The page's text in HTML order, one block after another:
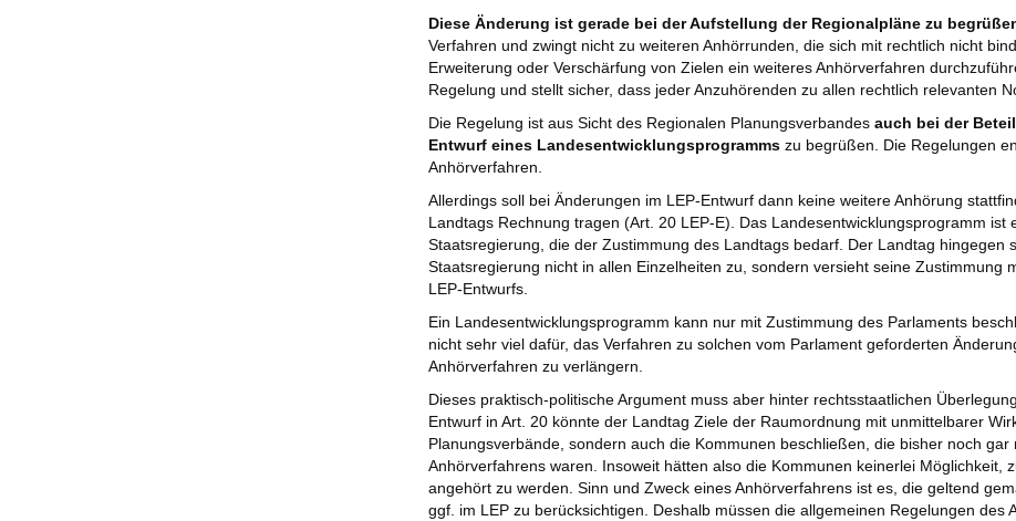
Diese Änderung ist gerade bei der Aufstellung der Regionalpläne zu
Verfahren und zwingt nicht zu weiteren Anhörrunden, die sich mit rechtlich nicht
Erweiterung oder Verschärfung von Zielen ein weiteres Anhörverfahren
Regelung und stellt sicher, dass jeder Anzuhörenden zu allen rechtlich relevanten
Die Regelung ist aus Sicht des Regionalen Planungsverbandes auch bei der
Entwurf eines Landesentwicklungsprogrammszu begrüßen. Die Regelungen
Anhörverfahren.
Allerdings soll bei Änderungen im LEP-Entwurf dann keine weitere Anhörung
Landtags Rechnung tragen (Art. 20 LEP-E). Das Landesentwicklungsprogramm ist
Staatsregierung, die der Zustimmung des Landtags bedarf. Der Landtag hingegen
Staatsregierung nicht in allen Einzelheiten zu, sondern versieht seine Zustimmung
LEP-Entwurfs.
Ein Landesentwicklungsprogramm kann nur mit Zustimmung des Parlaments
nicht sehr viel dafür, das Verfahren zu solchen vom Parlament geforderten
Anhörverfahren zu verlängern.
Dieses praktisch-politische Argument muss aber hinter rechtsstaatlichen
Entwurf in Art. 20 könnte der Landtag Ziele der Raumordnung mit unmittelbarer
Planungsverbände, sondern auch die Kommunen beschließen, die bisher noch gar
Anhörverfahrens waren. Insoweit hätten also die Kommunen keinerlei Möglichkeit,
angehört zu werden. Sinn und Zweck eines Anhörverfahrens ist es, die geltend
ggf. im LEP zu berücksichtigen. Deshalb müssen die allgemeinen Regelungen des